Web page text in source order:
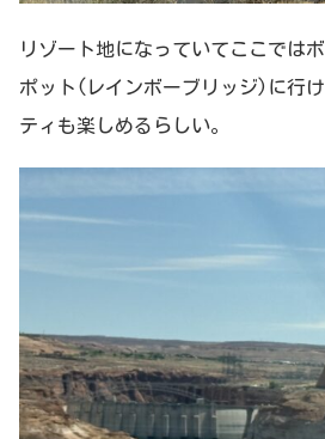
リゾート地になっていてここでは
ポット(レインボーブリッジ)に行
ティも楽しめるらしい。